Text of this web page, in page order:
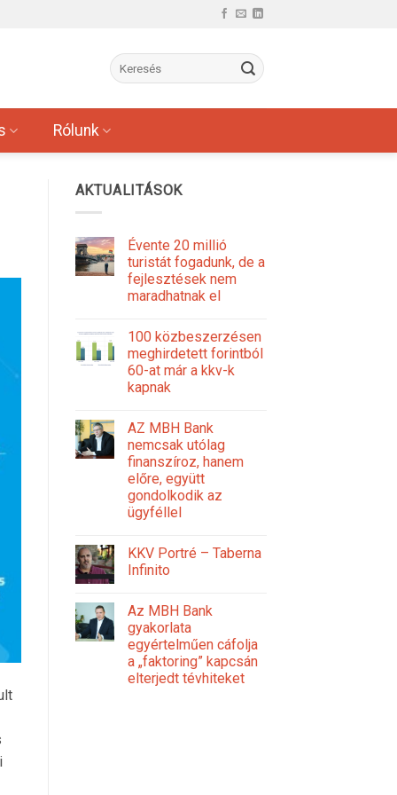
Rólunk
AKTUALITÁSOK
Évente 20 millió
turistát fogadunk, de a
fejlesztések nem
maradhatnak el
100 közbeszerzésen
meghirdetett forintból
60-at már a kkv-k
kapnak
AZ MBH Bank
nemcsak utólag
finanszíroz, hanem
előre, együtt
gondolkodik az
ügyféllel
KKV Portré – Taberna
Infinito
Az MBH Bank
gyakorlata
egyértelműen cáfolja
a „faktoring” kapcsán
elterjedt tévhiteket